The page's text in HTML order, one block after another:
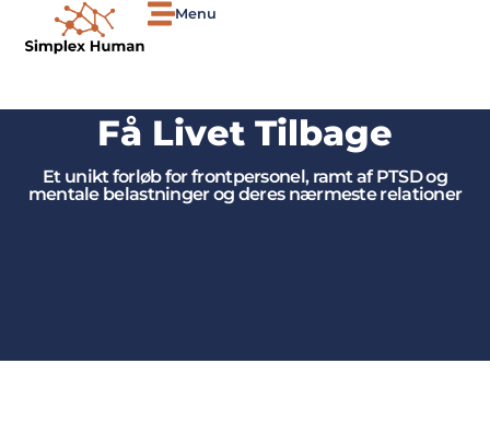
Menu
Få Livet Tilbage
Et unikt forløb for frontpersonel, ramt af PTSD og
mentale belastninger og deres nærmeste relationer